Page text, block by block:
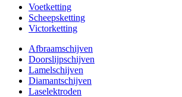
Voetketting
Scheepsketting
Victorketting
Afbraamschijven
Doorslijpschijven
Lamelschijven
Diamantschijven
Laselektroden